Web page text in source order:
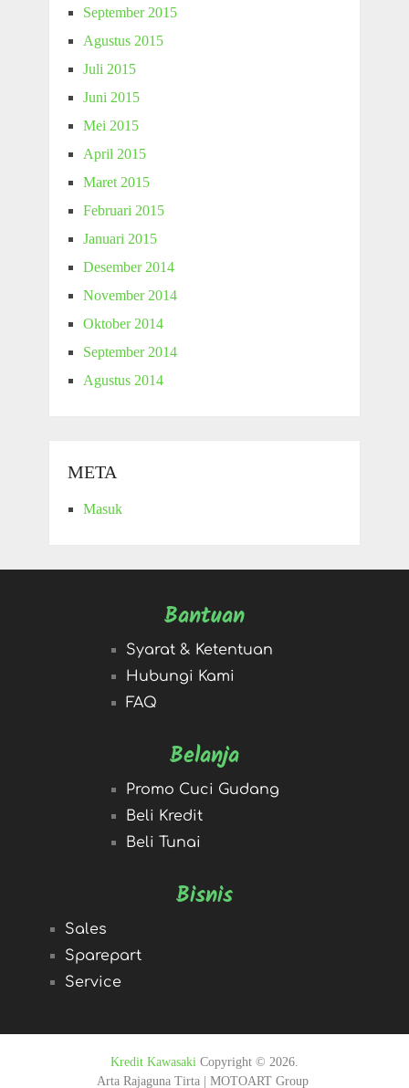
September 2015
Agustus 2015
Juli 2015
Juni 2015
Mei 2015
April 2015
Maret 2015
Februari 2015
Januari 2015
Desember 2014
November 2014
Oktober 2014
September 2014
Agustus 2014
META
Masuk
Bantuan
Syarat & Ketentuan
Hubungi Kami
FAQ
Belanja
Promo Cuci Gudang
Beli Kredit
Beli Tunai
Bisnis
Sales
Sparepart
Service
Kredit KawasakiCopyright © 2026.
Arta Rajaguna Tirta | MOTOART Group